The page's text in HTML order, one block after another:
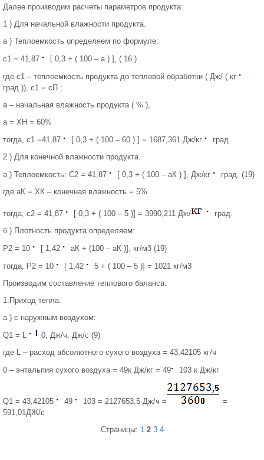
Далее производим расчеты параметров продукта:
1 ) Для начальной влажности продукта.
а ) Теплоемкость определяем по формуле:
с1 = 41,87
[ 0,3 + ( 100 – а ) ], ( 16 )
где с1 – теплоемкость продукта до тепловой обработки ( Дж/ ( кг
град )), с1 = сП ;
а – начальная влажность продукта ( % ),
а = ХН = 60%
тогда, с1 =41,87
[ 0,3 + ( 100 – 60 ) ] = 1687,361 Дж/кг
град
2 ) Для конечной влажности продукта.
а ) Теплоемкость: С2 = 41,87
[ 0,3 + ( 100 – аК ) ], Дж/кг
град, (19)
где аК = ХК – конечная влажность = 5%
тогда, с2 = 41,87 [ 0,3 + ( 100 – 5 )] = 3990,211 Дж/
град.
б ) Плотность продукта определяем:
Р2 = 10
[ 1,42
аК + (100 – аК )], кг/м3 (19)
тогда, Р2 = 10
[ 1,42
5 + ( 100 – 5 )] = 1021 кг/м3
Производим составление теплового баланса:
1.Приход тепла:
а ) с наружным воздухом:
Q1 = L
0, Дж/ч, Дж/с (9)
где L – расход абсолютного сухого воздуха = 43,42105 кг/ч
0 – энтальпия сухого воздуха = 49к Дж/кг = 49
103 к Дж/кг
Q1 = 43,42105 49 103 = 2127653,5 Дж/ч =
=
591,01ДЖ/с
Страницы: 1 2 3 4